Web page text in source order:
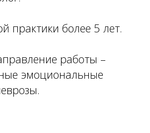
практики более 5 лет.
работы –
эмоциональные